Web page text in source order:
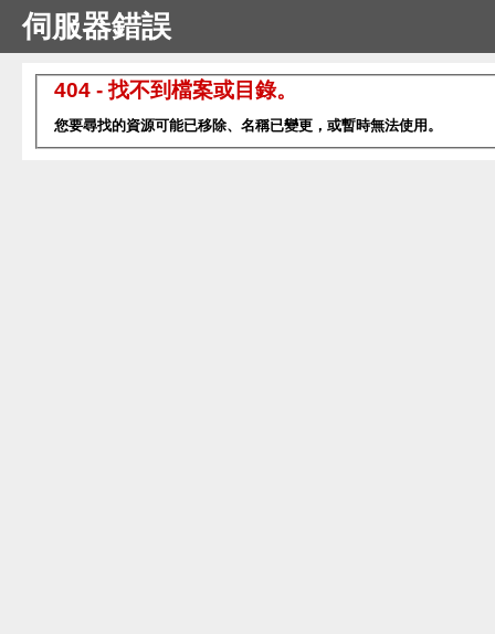
伺服器錯誤
404 - 找不到檔案或目錄。
您要尋找的資源可能已移除、名稱已變更，或暫時無法使用。